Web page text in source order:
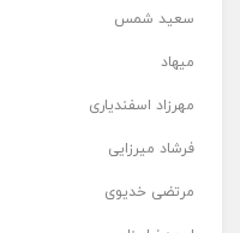
سعید شمس
میهاد
مهرزاد اسفندیاری
فرشاد میرزایی
مرتضی خدیوی